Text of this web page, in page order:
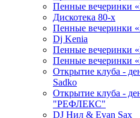
Пенные вечеринки
Дискотека 80-х
Пенные вечеринки
Dj Kenia
Пенные вечеринки
Пенные вечеринки
Открытие клуба -
Sadko
Открытие клуба -
"РЕФЛЕКС"
DJ Нил & Evan Sax